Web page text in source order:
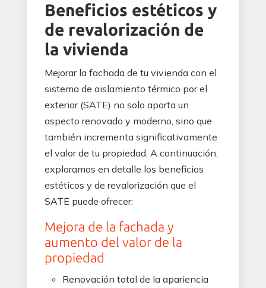
Beneficios estéticos y
de revalorización de
la vivienda
Mejorar la fachada de tu vivienda con el
sistema de aislamiento térmico por el
exterior (SATE) no solo aporta un
aspecto renovado y moderno, sino que
también incrementa significativamente
el valor de tu propiedad. A continuación,
exploramos en detalle los beneficios
estéticos y de revalorización que el
SATE puede ofrecer:
Mejora de la fachada y
aumento del valor de la
propiedad
Renovación total de la apariencia